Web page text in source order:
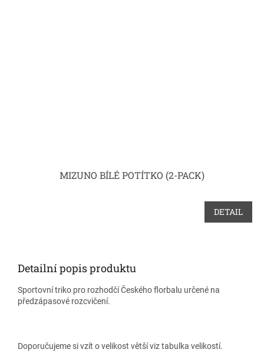
MIZUNO BÍLÉ POTÍTKO (2-PACK)
DETAIL
Detailní popis produktu
Sportovní triko pro rozhodčí Českého florbalu určené na
předzápasové rozcvičení.
Doporučujeme si vzít o velikost větší viz tabulka velikostí.